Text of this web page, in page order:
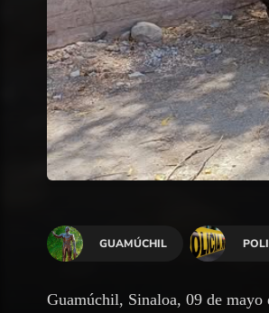
GUAMÚCHIL
Guamúchil, Sinaloa, 09 de